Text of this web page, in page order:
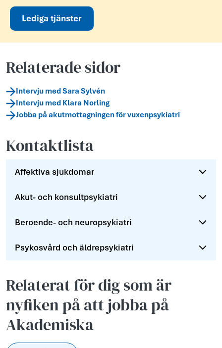
Lediga tjänster
Relaterade sidor
Intervju med Sara Sylvén
Intervju med Klara Norling
Jobba på akutmottagningen för vuxenpsykiatri
Kontaktlista
Aff­ektiva ­sjukd­omar
Akut- och kons­ultpsykiatr­i
Beroend­e- och neu­rops­ykiatr­i
Psykosv­ård och äldr­epsykiatr­i
Relaterat för dig som är
nyfiken på att jobba på
Akademiska